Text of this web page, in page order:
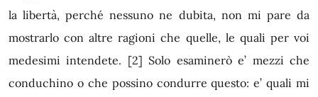
la libertà, perché nessuno ne dubita, non mi pare da
mostrarlo con altre ragioni che quelle, le quali per voi
medesimi intendete. [2] Solo esaminerò e’ mezzi che
conduchino o che possino condurre questo: e’ quali mi